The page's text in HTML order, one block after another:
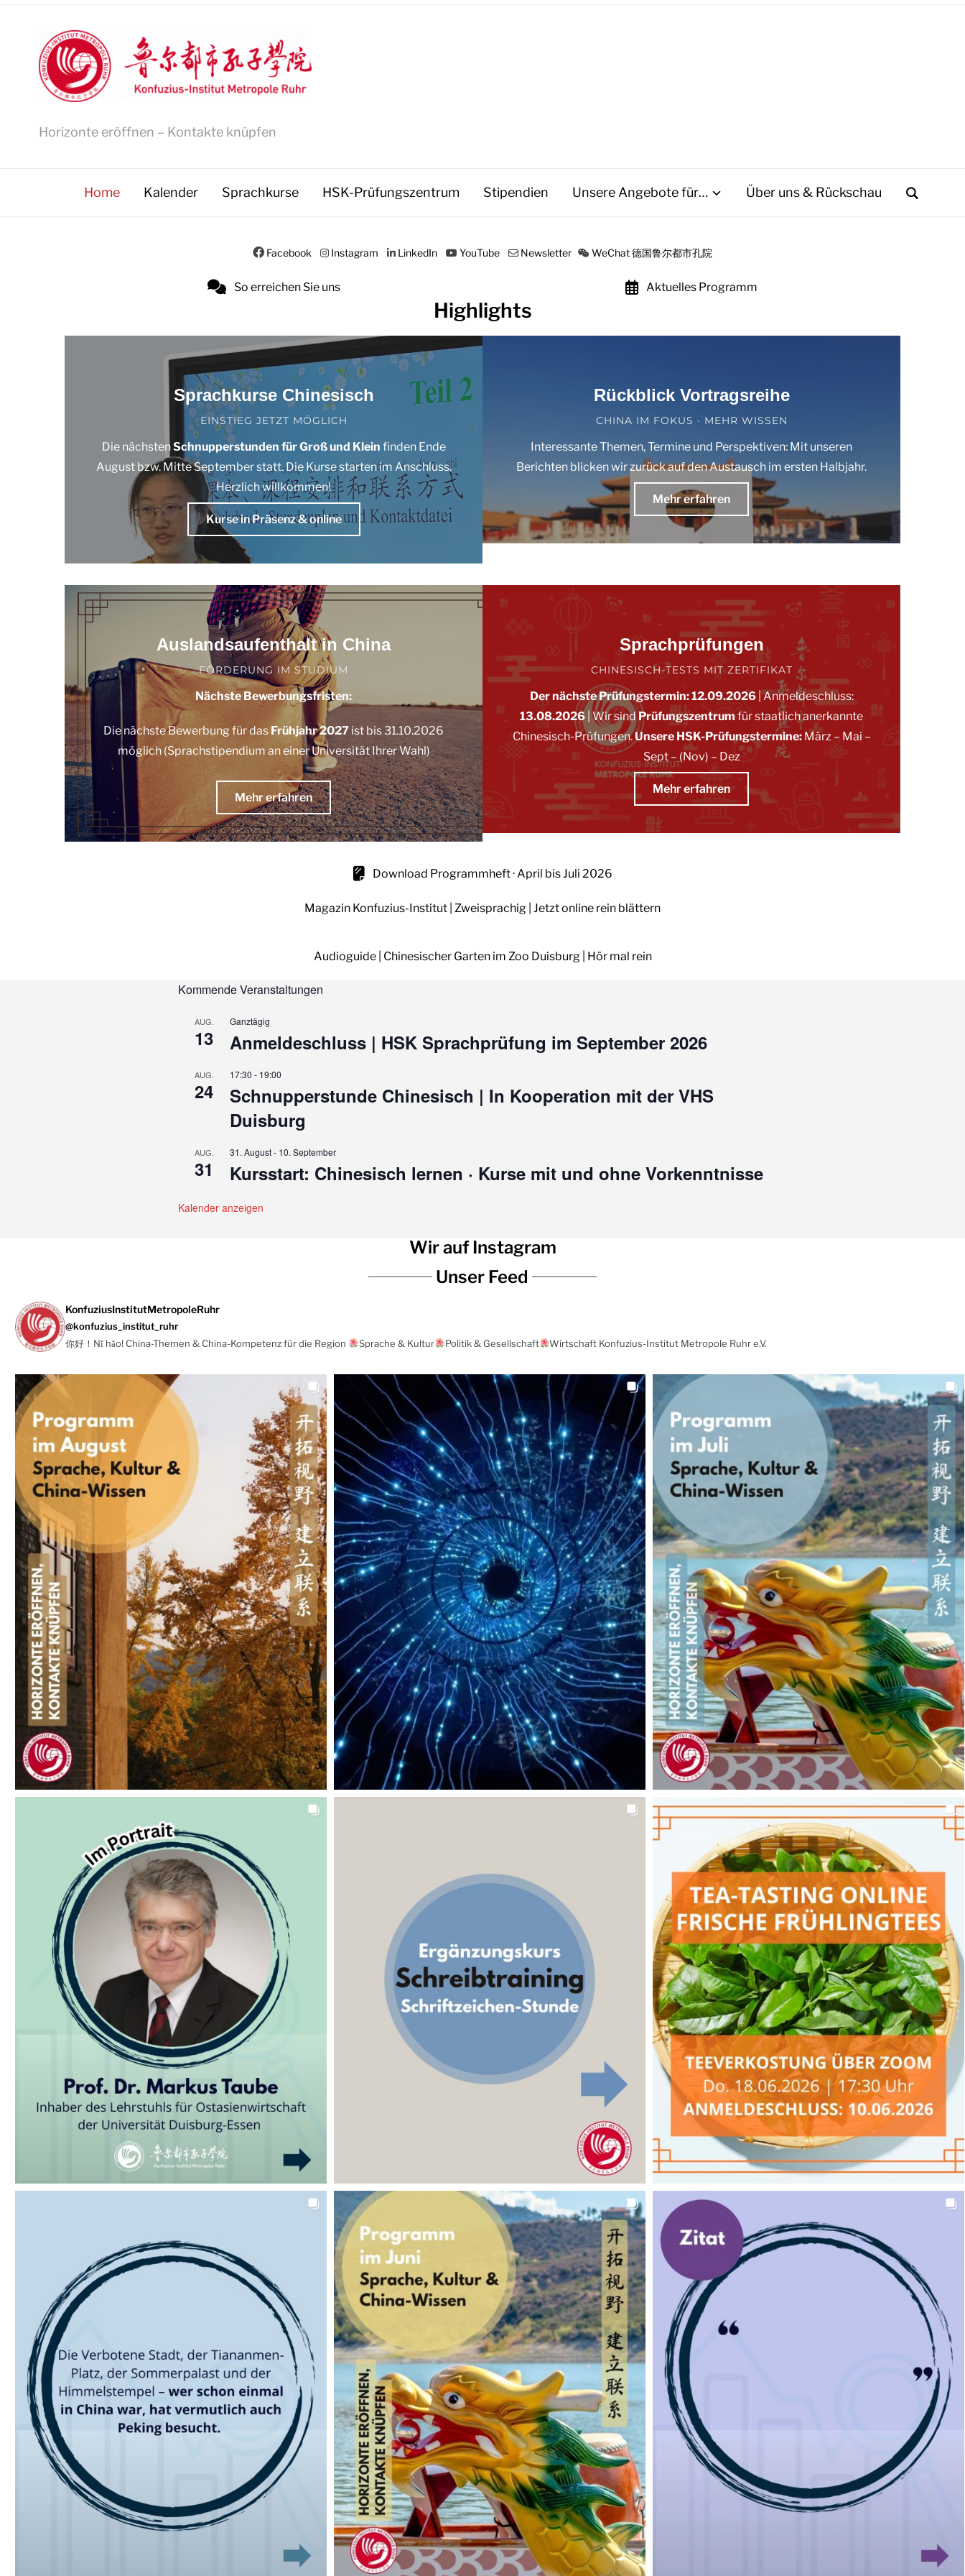
Horizonte eröffnen – Kontakte knüpfen
Home Kalender Sprachkurse HSK-Prüfungszentrum Stipendien Unsere Angebote für… Über uns & Rückschau
Facebook Instagram LinkedIn YouTube Newsletter WeChat 德国鲁尔都市孔院
So erreichen Sie uns Aktuelles Programm
Highlights
Sprachkurse Chinesisch
EINSTIEG JETZT MÖGLICH
Die nächstenSchnupperstunden für Groß und Klein finden Ende
August bzw. Mitte September statt. Die Kurse starten im Anschluss.
Herzlich willkommen!
Kurse in Präsenz & online
Rückblick Vortragsreihe
CHINA IM FOKUS · MEHR WISSEN
Interessante Themen, Termine und Perspektiven: Mit unseren
Berichten blicken wir zurück auf den Austausch im ersten Halbjahr.
Mehr erfahren
Auslandsaufenthalt in China
FÖRDERUNG IM STUDIUM
Nächste Bewerbungsfristen:
Die nächste Bewerbung für das Frühjahr 2027 ist bis 31.10.2026
möglich (Sprachstipendium an einer Universität Ihrer Wahl)
Mehr erfahren
Sprachprüfungen
CHINESISCH-TESTS MIT ZERTIFIKAT
Der nächste Prüfungstermin: 12.09.2026 | Anmeldeschluss:
13.08.2026 |Wir sindPrüfungszentrumfür staatlich anerkannte
Chinesisch-Prüfungen.Unsere HSK-Prüfungstermine: März – Mai –
Sept – (Nov) – Dez
Mehr erfahren
Download Programmheft · April bis Juli 2026
Magazin Konfuzius-Institut | Zweisprachig | Jetzt online rein blättern
Audioguide | Chinesischer Garten im Zoo Duisburg | Hör mal rein
Kommende Veranstaltungen
AUG.
13
Ganztägig
Anmeldeschluss | HSK Sprachprüfung im September 2026
AUG.
24
17:30 - 19:00
Schnupperstunde Chinesisch | In Kooperation mit der VHS
Duisburg
AUG.
31
31. August- 10. September
Kursstart: Chinesisch lernen · Kurse mit und ohne Vorkenntnisse
Kalender anzeigen
Wir auf Instagram
Unser Feed
KonfuziusInstitutMetropoleRuhr
@konfuzius_institut_ruhr
你好！Nǐ hǎo! China-Themen & China-Kompetenz für die Region
Sprache & Kultur Politik & Gesellschaft Wirtschaft Konfuzius-Institut Metropole Ruhr e.V.